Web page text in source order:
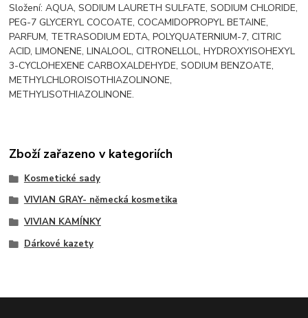
Složení: AQUA, SODIUM LAURETH SULFATE, SODIUM CHLORIDE,
PEG-7 GLYCERYL COCOATE, COCAMIDOPROPYL BETAINE,
PARFUM, TETRASODIUM EDTA, POLYQUATERNIUM-7, CITRIC
ACID, LIMONENE, LINALOOL, CITRONELLOL, HYDROXYISOHEXYL
3-CYCLOHEXENE CARBOXALDEHYDE, SODIUM BENZOATE,
METHYLCHLOROISOTHIAZOLINONE,
METHYLISOTHIAZOLINONE.
Zboží zařazeno v kategoriích
Kosmetické sady
VIVIAN GRAY- německá kosmetika
VIVIAN KAMÍNKY
Dárkové kazety